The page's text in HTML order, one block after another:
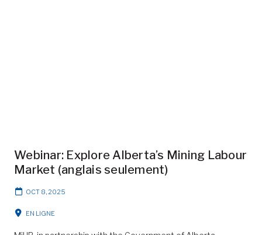
Webinar: Explore Alberta’s Mining Labour
Market (anglais seulement)
OCT 8, 2025
EN LIGNE